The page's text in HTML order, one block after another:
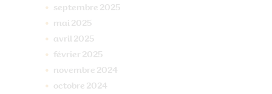
septembre 2025
mai 2025
avril 2025
février 2025
novembre 2024
octobre 2024